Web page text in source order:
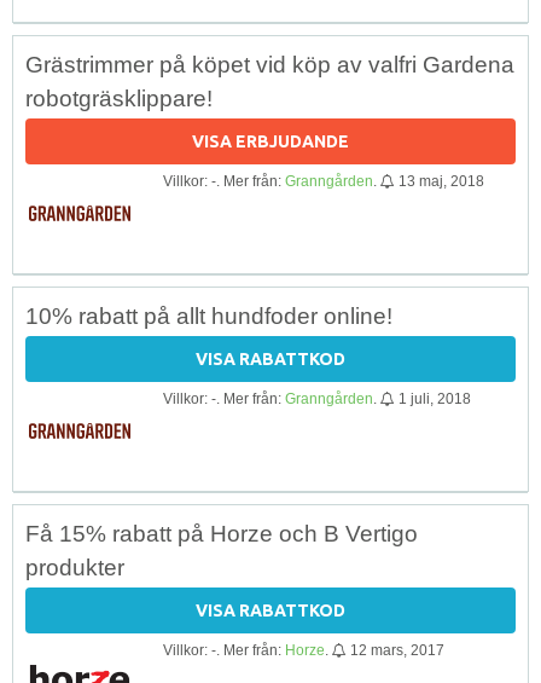
Grästrimmer på köpet vid köp av valfri Gardena
robotgräsklippare!
VISA ERBJUDANDE
Villkor: -. Mer från: Granngården 13 maj, 2018
10% rabatt på allt hundfoder online!
VISA RABATTKOD
Villkor: -. Mer från: Granngården 1 juli, 2018
Få 15% rabatt på Horze och B Vertigo
produkter
VISA RABATTKOD
Villkor: -. Mer från: Horze 12 mars, 2017